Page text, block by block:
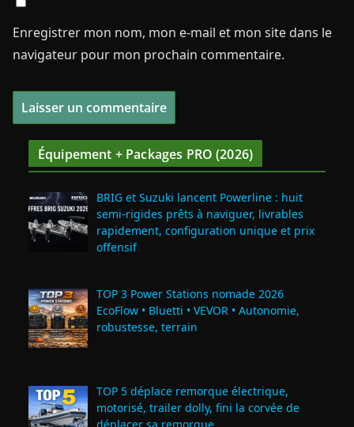
Enregistrer mon nom, mon e-mail et mon site dans le
navigateur pour mon prochain commentaire.
Équipement + Packages PRO (2026)
BRIG et Suzuki lancent Powerline : huit
semi‑rigides prêts à naviguer, livrables
rapidement, configuration unique et prix
offensif
TOP 3 Power Stations nomade 2026
EcoFlow • Bluetti • VEVOR • Autonomie,
robustesse, terrain
TOP 5 déplace remorque électrique,
motorisé, trailer dolly, fini la corvée de